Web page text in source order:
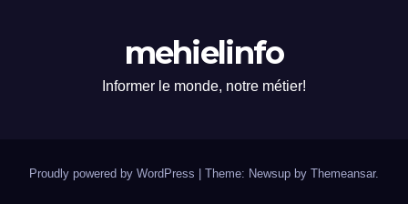
mehielinfo
Informer le monde, notre métier!
Proudly powered by WordPress Theme: Newsup by Themeansar.